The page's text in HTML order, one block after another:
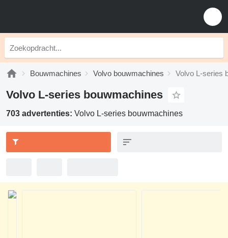
Bouwmachines Volvo bouwmachines Volvo L-series
Volvo L-series bouwmachines
703 advertenties: Volvo L-series bouwmachines